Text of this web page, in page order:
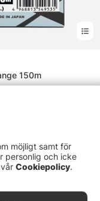
150m
möjligt samt för
personlig och icke
Cookiepolicy.